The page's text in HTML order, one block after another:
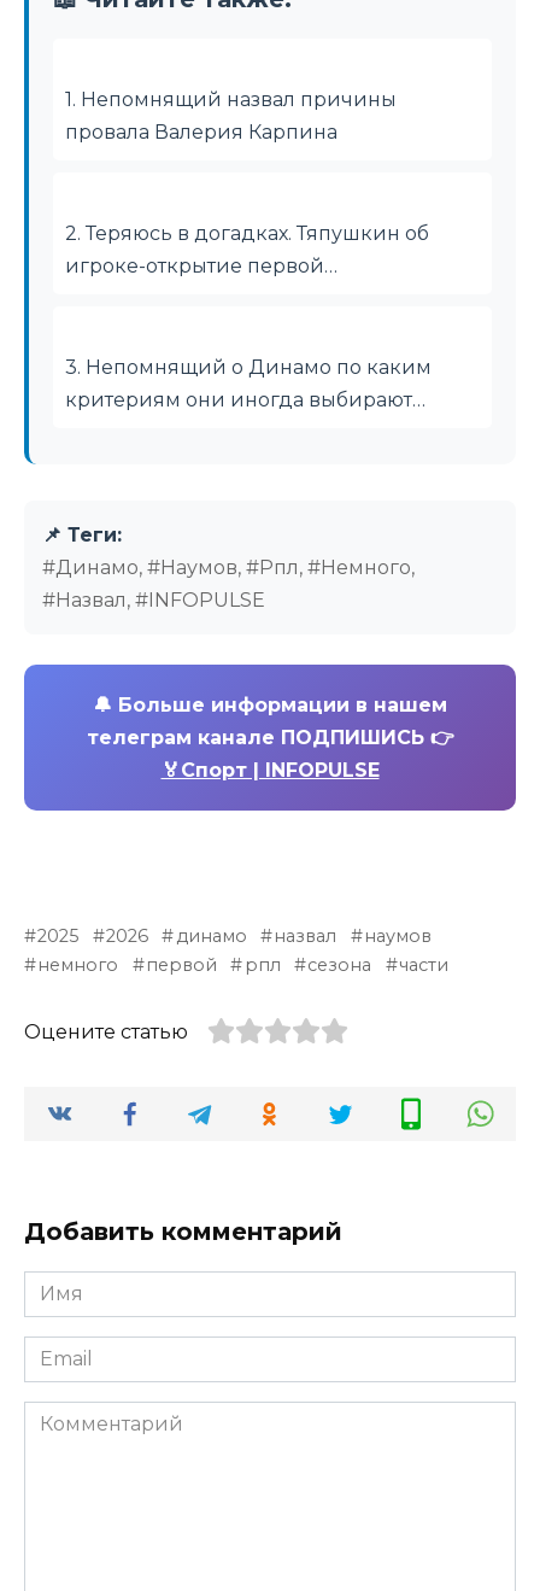
1. Непомнящий назвал причины
провала Валерия Карпина
2. Теряюсь в догадках. Тяпушкин об
игроке-открытие первой…
3. Непомнящий о Динамо по каким
критериям они иногда выбирают…
📌 Теги:
#Динамо, #Наумов, #Рпл, #Немного,
#Назвал, #INFOPULSE
🔔 Больше информации в нашем
телеграм канале ПОДПИШИСЬ 👉
🏅Спорт | INFOPULSE
2025 2026 динамо назвал
наумов
немного
первой рпл сезона части
Оцените статью
Добавить комментарий
Имя
*
Email
*
Комментарий